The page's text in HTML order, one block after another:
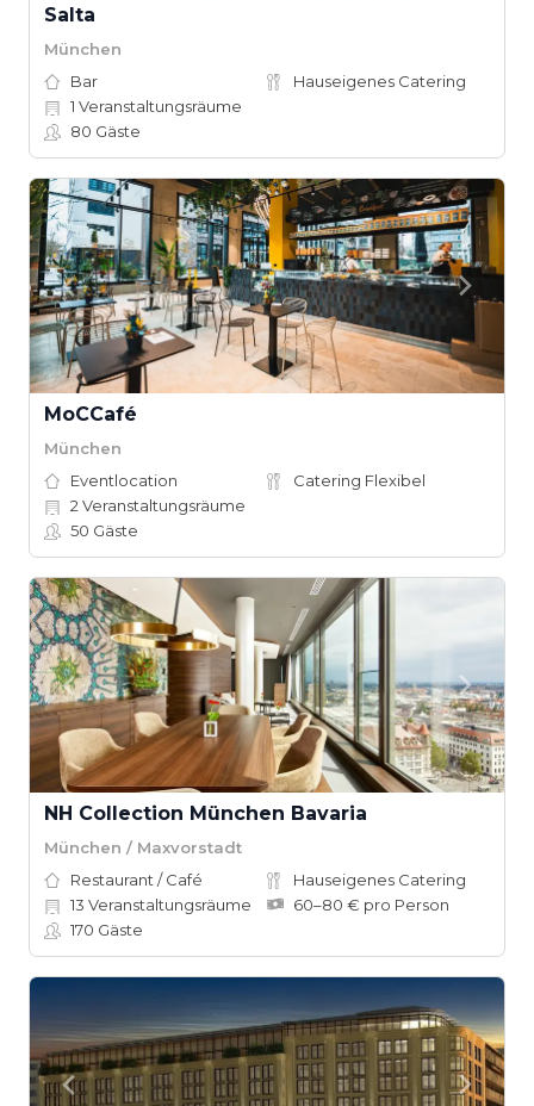
Salta
München
Bar
Hauseigenes Catering
1 Veranstaltungsräume
80 Gäste
MoCCafé
München
Eventlocation
Catering Flexibel
2 Veranstaltungsräume
50 Gäste
NH Collection München Bavaria
München / Maxvorstadt
Restaurant / Café
Hauseigenes Catering
13 Veranstaltungsräume
60–80 € pro Person
170 Gäste